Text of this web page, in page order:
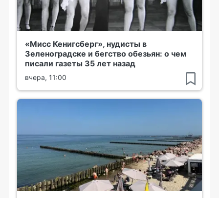
«Мисс Кенигсберг», нудисты в
Зеленоградске и бегство обезьян: о чем
писали газеты 35 лет назад
вчера, 11:00